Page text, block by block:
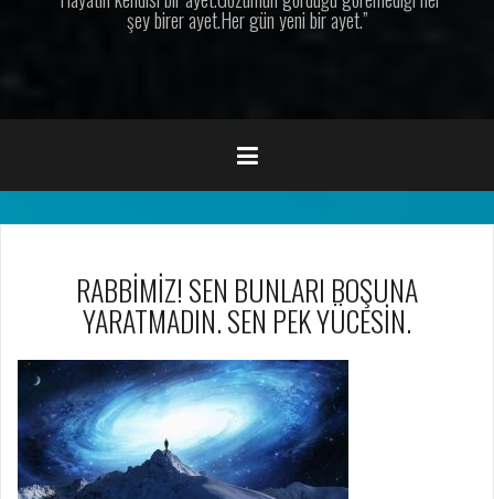
şey birer ayet.Her gün yeni bir ayet.”
RABBİMİZ! SEN BUNLARI BOŞUNA
YARATMADIN. SEN PEK YÜCESİN.